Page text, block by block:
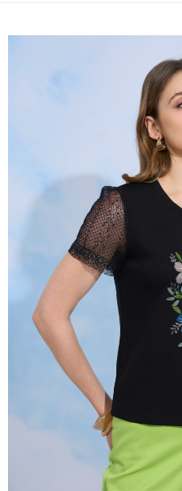
4.訂單成立30分鐘內，如未前往確認
1.分期款項不併入電信帳單，「大哥
2.透過簡訊連結打開帳單後，可選擇
帳／街口支付／iPASS MONEY」等通
1.本服務係由「台灣大哥大股份有限
用戶於交易時，得透過本服務購買商
買賣價金債權讓與本公司後，依約使
2.基於同意付款使用「大哥付你分期
資料（包含姓名、電話或地址）提供
由本公司與您本人進行分期帳單所需
3.完整用戶服務條款，請詳閱以下連
２．便利：只要手機號碼，簡訊認證
３．安心：先確認商品／服務後，再
【「AFTEE先享後付」結帳流程】
１．於結帳方式選擇「AFTEE先享後
結帳頁面，進行簡訊認證並確認金額
２．訂單成立數日內，您將收到繳費
３．收到繳費通知簡訊後14天內，點
ATM／網路銀行／等多元方式進行付
※ 請注意：結帳手續完成當下不需立
購買商品的店家。未經商家同意取消
後付繳納相關費用。
※ 交易是否成功請以「AFTEE先享後
是否繳費成功／繳費後需取消欲退款
客戶支援中心」https://
【注意事項】
１．透過由恩沛科技股份有限公司提
易，需依本服務之必要範圍內提供個
權轉讓予恩沛科技股份有限公司。
２．關於個人資料處理事宜，請瀏覽
https://aftee.tw/terms/#terms3
３．未成年的使用者請事先徵得法定
「AFTEE先享後付」，若未經同意申
４．使用「AFTEE先享後付」時，將
時審查核予不同之上限額度；若仍有
請求用戶進行身份認證。
５．嚴禁一人註冊多個帳號或使用他
恩沛科技股份有限公司將有權停止該
每筆NT$120，滿NT$2,000(含以
每筆NT$120，滿NT$2,000(含以
每筆NT$120，滿NT$2,000(含以